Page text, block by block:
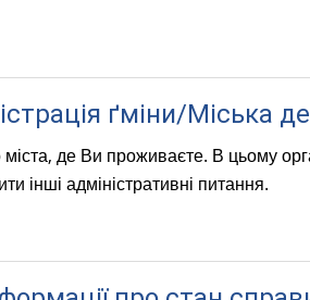
ґміни/Міська
міста, де Ви проживаєте. В цьому
інші адміністративні питання.